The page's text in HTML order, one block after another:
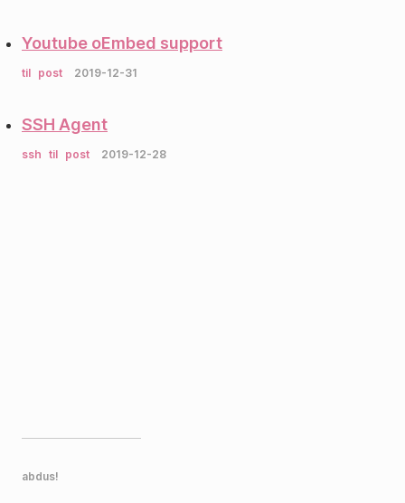
Youtube oEmbed support
til post 2019-12-31
SSH Agent
ssh til post 2019-12-28
abdus!